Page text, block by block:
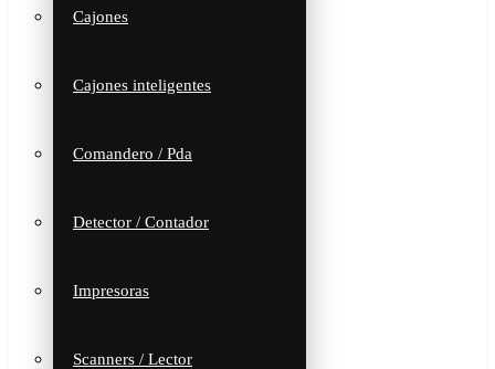
Cajones
Cajones inteligentes
Comandero / Pda
Detector / Contador
Impresoras
Scanners / Lector